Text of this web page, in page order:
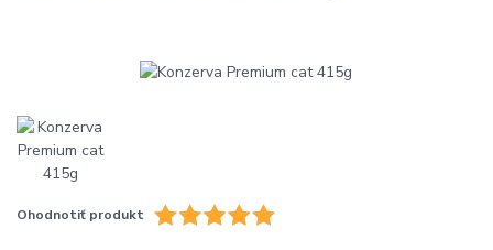
Ohodnotiť produkt